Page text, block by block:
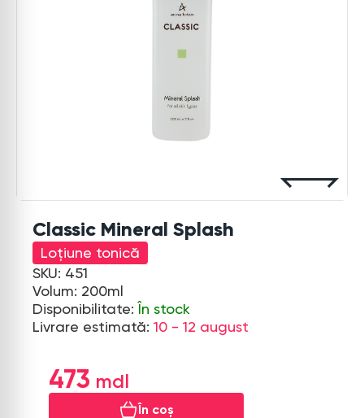
Classic Mineral Splash
Loțiune tonică
SKU: 451
Volum: 200ml
Disponibilitate:În stock
Livrare estimată: 10 - 12 august
473
În coș